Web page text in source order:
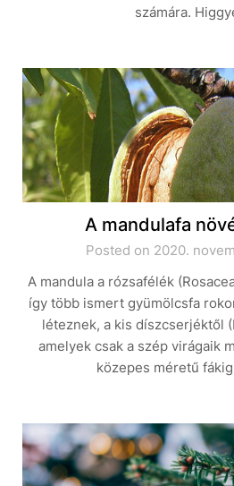
számára.
A mandulafa
Posted on 2020.
A mandula a rózsafélék
így több ismert gyümölcsfa
léteznek, a kis díszcserjéktől
amelyek csak a szép virágaik
közepes méretű